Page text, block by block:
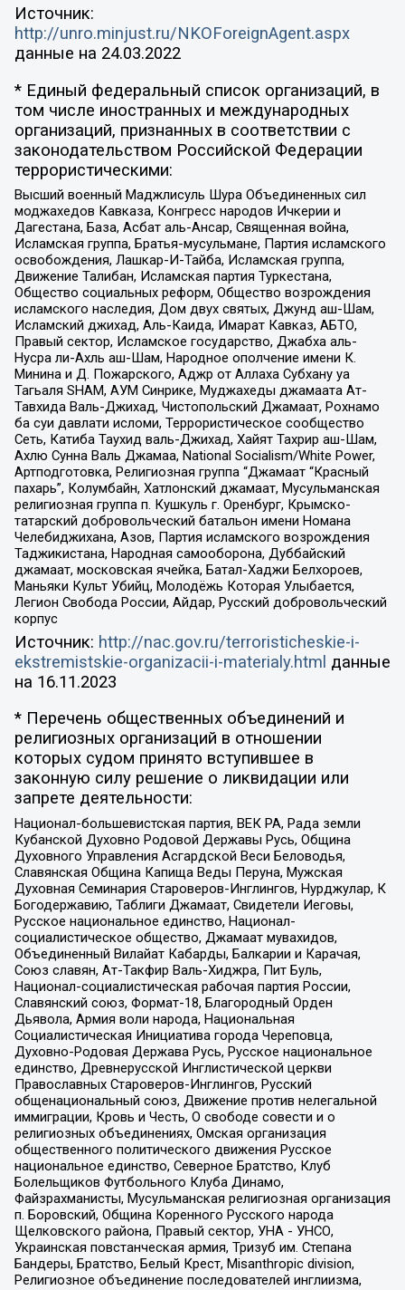
Источник:
http://unro.minjust.ru/NKOForeignAgent.aspx
данные на 24.03.2022
* Единый федеральный список организаций, в
том числе иностранных и международных
организаций, признанных в соответствии с
законодательством Российской Федерации
террористическими:
Высший военный Маджлисуль Шура Объединенных сил
моджахедов Кавказа, Конгресс народов Ичкерии и
Дагестана, База, Асбат аль-Ансар, Священная война,
Исламская группа, Братья-мусульмане, Партия исламского
освобождения, Лашкар-И-Тайба, Исламская группа,
Движение Талибан, Исламская партия Туркестана,
Общество социальных реформ, Общество возрождения
исламского наследия, Дом двух святых, Джунд аш-Шам,
Исламский джихад, Аль-Каида, Имарат Кавказ, АБТО,
Правый сектор, Исламское государство, Джабха аль-
Нусра ли-Ахль аш-Шам, Народное ополчение имени К.
Минина и Д. Пожарского, Аджр от Аллаха Субхану уа
Тагьаля SHAM, АУМ Синрике, Муджахеды джамаата Ат-
Тавхида Валь-Джихад, Чистопольский Джамаат, Рохнамо
ба суи давлати исломи, Террористическое сообщество
Сеть, Катиба Таухид валь-Джихад, Хайят Тахрир аш-Шам,
Ахлю Сунна Валь Джамаа, National Socialism/White Power,
Артподготовка, Религиозная группа “Джамаат “Красный
пахарь”, Колумбайн, Хатлонский джамаат, Мусульманская
религиозная группа п. Кушкуль г. Оренбург, Крымско-
татарский добровольческий батальон имени Номана
Челебиджихана, Азов, Партия исламского возрождения
Таджикистана, Народная самооборона, Дуббайский
джамаат, московская ячейка, Батал-Хаджи Белхороев,
Маньяки Культ Убийц, Молодёжь Которая Улыбается,
Легион Свобода России, Айдар, Русский добровольческий
корпус
Источник: http://nac.gov.ru/terroristicheskie-i-
ekstremistskie-organizacii-i-materialy.html данные
на 16.11.2023
* Перечень общественных объединений и
религиозных организаций в отношении
которых судом принято вступившее в
законную силу решение о ликвидации или
запрете деятельности:
Национал-большевистская партия, ВЕК РА, Рада земли
Кубанской Духовно Родовой Державы Русь, Община
Духовного Управления Асгардской Веси Беловодья,
Славянская Община Капища Веды Перуна, Мужская
Духовная Семинария Староверов-Инглингов, Нурджулар, К
Богодержавию, Таблиги Джамаат, Свидетели Иеговы,
Русское национальное единство, Национал-
социалистическое общество, Джамаат мувахидов,
Объединенный Вилайат Кабарды, Балкарии и Карачая,
Союз славян, Ат-Такфир Валь-Хиджра, Пит Буль,
Национал-социалистическая рабочая партия России,
Славянский союз, Формат-18, Благородный Орден
Дьявола, Армия воли народа, Национальная
Социалистическая Инициатива города Череповца,
Духовно-Родовая Держава Русь, Русское национальное
единство, Древнерусской Инглистической церкви
Православных Староверов-Инглингов, Русский
общенациональный союз, Движение против нелегальной
иммиграции, Кровь и Честь, О свободе совести и о
религиозных объединениях, Омская организация
общественного политического движения Русское
национальное единство, Северное Братство, Клуб
Болельщиков Футбольного Клуба Динамо,
Файзрахманисты, Мусульманская религиозная организация
п. Боровский, Община Коренного Русского народа
Щелковского района, Правый сектор, УНА - УНСО,
Украинская повстанческая армия, Тризуб им. Степана
Бандеры, Братство, Белый Крест, Misanthropic division,
Религиозное объединение последователей инглиизма,